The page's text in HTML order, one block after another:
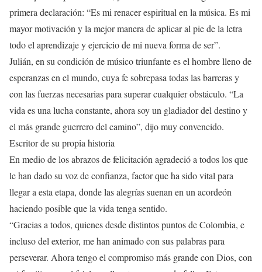
primera declaración: “Es mi renacer espiritual en la música. Es mi
mayor motivación y la mejor manera de aplicar al pie de la letra
todo el aprendizaje y ejercicio de mi nueva forma de ser”.
Julián, en su condición de músico triunfante es el hombre lleno de
esperanzas en el mundo, cuya fe sobrepasa todas las barreras y
con las fuerzas necesarias para superar cualquier obstáculo. “La
vida es una lucha constante, ahora soy un gladiador del destino y
el más grande guerrero del camino”, dijo muy convencido.
Escritor de su propia historia
En medio de los abrazos de felicitación agradeció a todos los que
le han dado su voz de confianza, factor que ha sido vital para
llegar a esta etapa, donde las alegrías suenan en un acordeón
haciendo posible que la vida tenga sentido.
“Gracias a todos, quienes desde distintos puntos de Colombia, e
incluso del exterior, me han animado con sus palabras para
perseverar. Ahora tengo el compromiso más grande con Dios, con